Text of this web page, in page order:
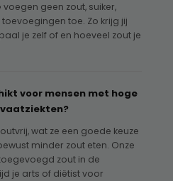
geen zout, suiker,
toe. Zo krijg jij
je zelf of en hoeveel zout je
voor mensen met hoge
wat ze een goede keuze
minder zout eten. Onze
zout in de
je arts of diëtist voor